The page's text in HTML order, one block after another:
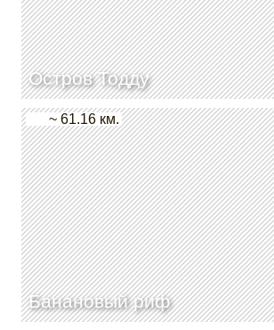
Остров Тодду
Банановый риф
~ 61.16 км.